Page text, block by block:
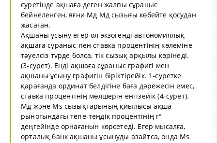
суретінде ақшаға деген жалпы сұраныс
бейнеленген, яғни Мд Мд сызығы көбейте қосудан
жасаған.
Ақшаны ұсыну егер ол экзогенді автономиялық
ақшаға сұраныс пен ставка процентінің көлеміне
тәуелсіз түрде болса, тік сызық арқылы көрінеді.
(3-сурет). Енді ақшаға сұраныс графигі мен
ақшаны ұсыну графигін біріктірейік. 1-суретке
қарағанда ординат белдігіне баға дәрежесін емес,
ставка процентінің мөлшерін енгізейік (4-сурет).
Мд және Мs сызықтарының қиылысы ақша
рыногындағы тепе-теңдік процентінің r°
деңгейінде орнағанын көрсетеді. Егер мысалға,
орталық банк ақшаны ұсынуды азайтса, онда Мs